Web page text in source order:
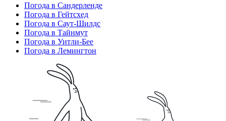
Погода в Сандерленде
Погода в Гейтсхед
Погода в Саут-Шилдс
Погода в Тайнмут
Погода в Уитли-Бее
Погода в Лемингтон